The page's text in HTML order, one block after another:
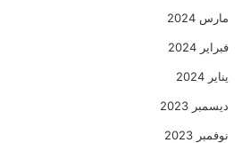
مارس 2024
فبراير 2024
يناير 2024
ديسمبر 2023
نوفمبر 2023